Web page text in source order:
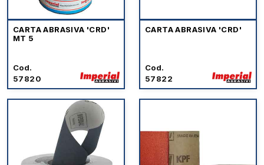
CARTA ABRASIVA 'CRD'
MT 5
Cod.
57820
CARTA ABRASIVA 'CRD'
Cod.
57822